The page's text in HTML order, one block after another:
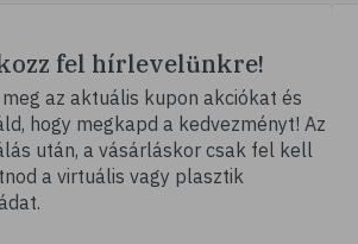
fel hírlevelünkre!
az aktuális kupon akciókat és
hogy megkapd a kedvezményt! Az
után, a vásárláskor csak fel kell
a virtuális vagy plasztik